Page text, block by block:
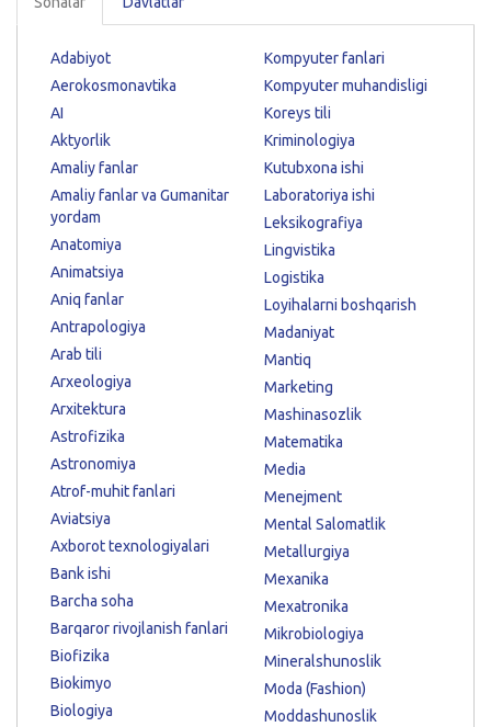
Adabiyot
Aerokosmonavtika
AI
Aktyorlik
Amaliy fanlar
Amaliy fanlar va Gumanitar
yordam
Anatomiya
Animatsiya
Aniq fanlar
Antrapologiya
Arab tili
Arxeologiya
Arxitektura
Astrofizika
Astronomiya
Atrof-muhit fanlari
Aviatsiya
Axborot texnologiyalari
Bank ishi
Barcha soha
Barqaror rivojlanish fanlari
Biofizika
Biokimyo
Biologiya
Kompyuter fanlari
Kompyuter muhandisligi
Koreys tili
Kriminologiya
Kutubxona ishi
Laboratoriya ishi
Leksikografiya
Lingvistika
Logistika
Loyihalarni boshqarish
Madaniyat
Mantiq
Marketing
Mashinasozlik
Matematika
Media
Menejment
Mental Salomatlik
Metallurgiya
Mexanika
Mexatronika
Mikrobiologiya
Mineralshunoslik
Moda (Fashion)
Moddashunoslik